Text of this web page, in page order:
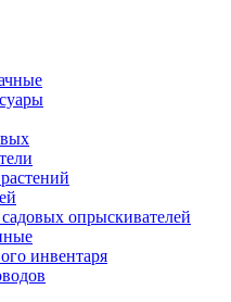
опрыскивателей
инвентаря